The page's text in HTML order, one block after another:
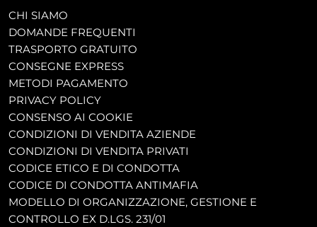
CHI SIAMO
DOMANDE FREQUENTI
TRASPORTO GRATUITO
CONSEGNE EXPRESS
METODI PAGAMENTO
PRIVACY POLICY
CONSENSO AI COOKIE
CONDIZIONI DI VENDITA AZIENDE
CONDIZIONI DI VENDITA PRIVATI
CODICE ETICO E DI CONDOTTA
CODICE DI CONDOTTA ANTIMAFIA
MODELLO DI ORGANIZZAZIONE, GESTIONE E
CONTROLLO EX D.LGS. 231/01